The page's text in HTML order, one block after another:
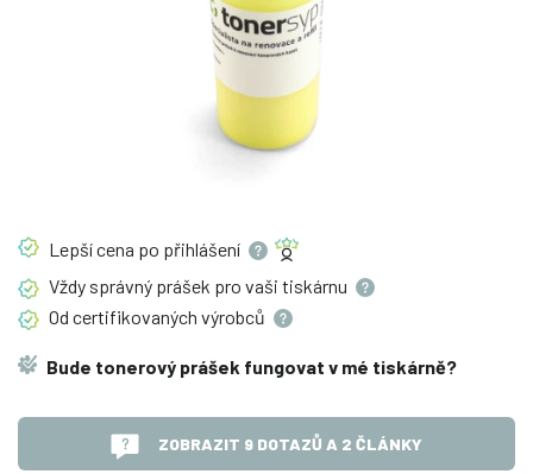
Lepší cena po přihlášení
Vždy správný prášek pro vaši tiskárnu
Od certifikovaných výrobců
Bude tonerový prášek fungovat v mé tiskárně?
ZOBRAZIT 9 DOTAZŮ A 2 ČLÁNKY